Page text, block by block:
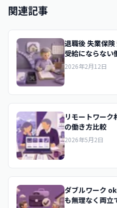
関連記事
退職後 失業保
受給にならない
2026年2月12日
リモートワー
の働き方比較
2026年5月2日
ダブルワーク
も無理なく両立